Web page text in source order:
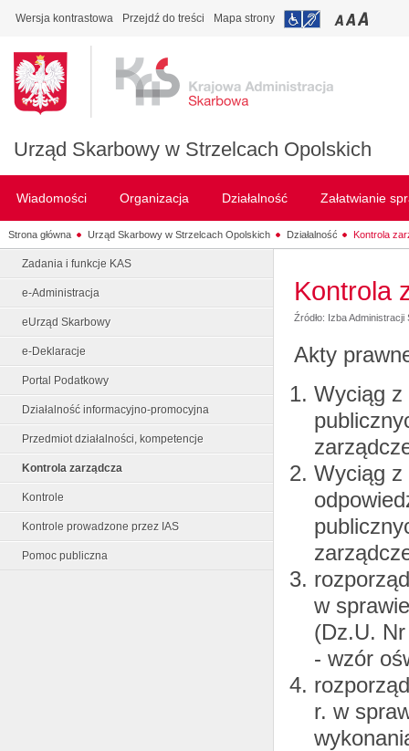
Wersja kontrastowa Przejdź do treści Mapa strony
Urząd Skarbowy w Strzelcach Opolskich
Wiadomości Organizacja Działalność Załatwianie
Strona główna Urząd Skarbowy w Strzelcach Opolskich Działalność Kontrola
Zadania i funkcje KAS
e-Administracja
eUrząd Skarbowy
e-Deklaracje
Portal Podatkowy
Działalność informacyjno-promocyjna
Przedmiot działalności, kompetencje
Kontrola zarządcza
Kontrole
Kontrole prowadzone przez IAS
Pomoc publiczna
Kontrola
Źródło: Izba
Akty
Wyciąg z
Wyciąg z
w
(Dz.U.
- wzór
r. w